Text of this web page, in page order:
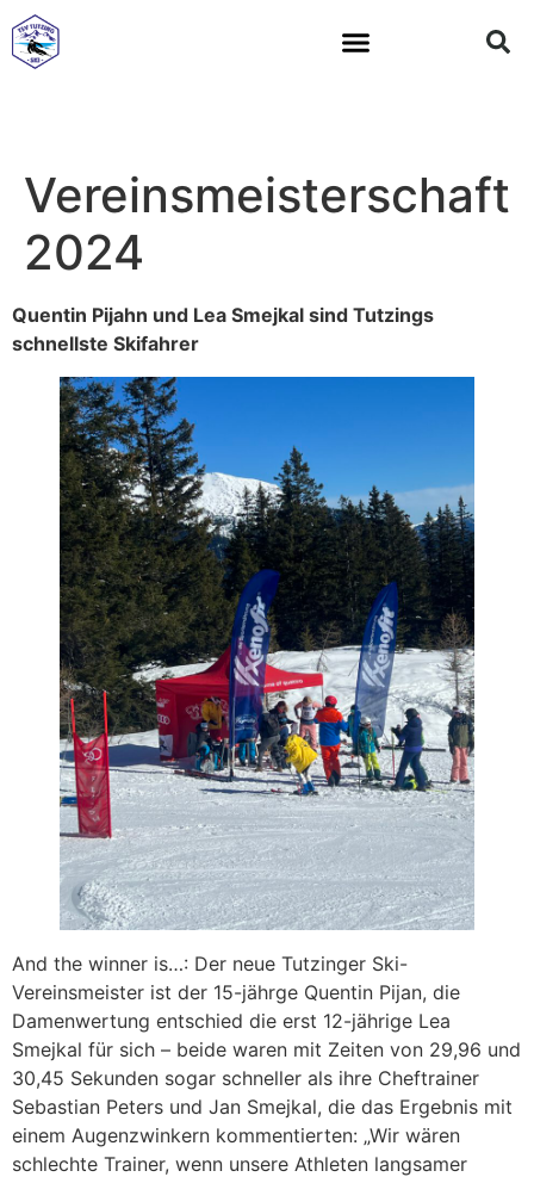
Vereinsmeisterschaft
2024
Quentin Pijahn und Lea Smejkal sind Tutzings
schnellste Skifahrer
And the winner is…: Der neue Tutzinger Ski-
Vereinsmeister ist der 15-jährge Quentin Pijan, die
Damenwertung entschied die erst 12-jährige Lea
Smejkal für sich – beide waren mit Zeiten von 29,96 und
30,45 Sekunden sogar schneller als ihre Cheftrainer
Sebastian Peters und Jan Smejkal, die das Ergebnis mit
einem Augenzwinkern kommentierten: „Wir wären
schlechte Trainer, wenn unsere Athleten langsamer